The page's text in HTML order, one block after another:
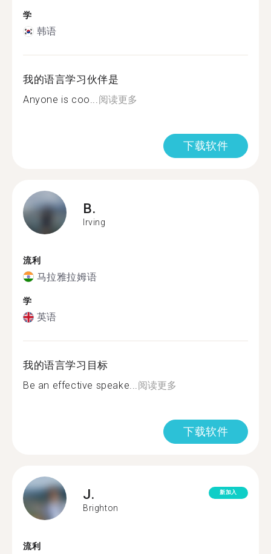
学
韩语
我的语言学习伙伴是
Anyone is coo...阅读更多
下载软件
B.
Irving
流利
马拉雅拉姆语
学
英语
我的语言学习目标
Be an effective speake...阅读更多
下载软件
J.
Brighton
新加入
流利